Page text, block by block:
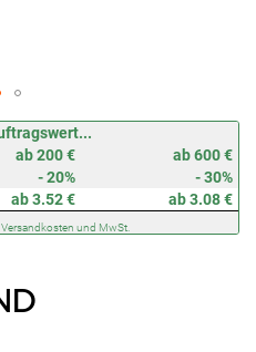
ab 200 €
ab 600 €
- 20%
- 30%
ab 3.52 € ab 3.08 €
und MwSt.